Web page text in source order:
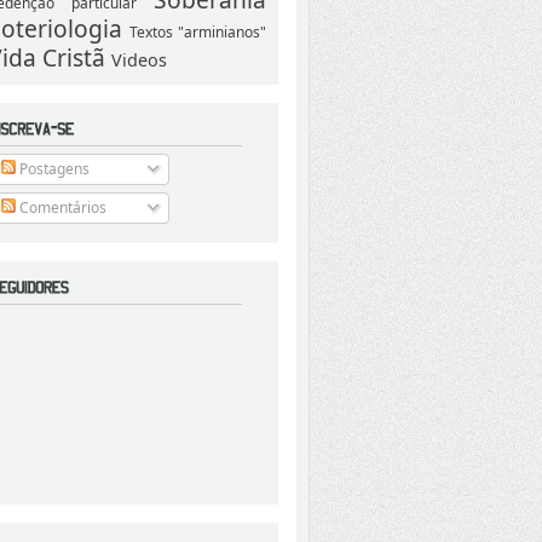
Textos "arminianos"
Cristã Videos
Postagens
Comentários